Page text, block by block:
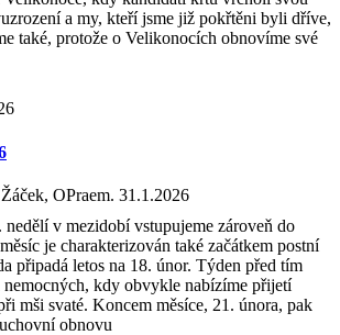
a my, kteří jsme již pokřtěni byli dříve,
také, protože o Velikonocích obnovíme své
OPraem. 31.1.2026
v mezidobí vstupujeme zároveň do
je charakterizován také začátkem postní
připadá letos na 18. únor. Týden před tím
nemocných, kdy obvykle nabízíme přijetí
mši svaté. Koncem měsíce, 21. února, pak
obnovu